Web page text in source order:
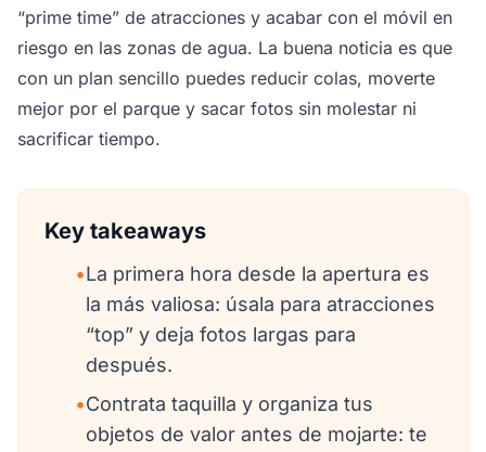
“prime time” de atracciones y acabar con el móvil en
riesgo en las zonas de agua. La buena noticia es que
con un plan sencillo puedes reducir colas, moverte
mejor por el parque y sacar fotos sin molestar ni
sacrificar tiempo.
Key takeaways
•La primera hora desde la apertura es
la más valiosa: úsala para atracciones
“top” y deja fotos largas para
después.
•Contrata taquilla y organiza tus
objetos de valor antes de mojarte: te